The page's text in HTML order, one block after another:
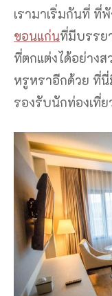
เรามาเริ่มกันที่ ที่
ขอนแก่นที่มีบรรย
ที่ตกแต่งได้อย่าง
หรูหราอีกด้วย ที่นี่
รองรับนักท่องเที่ย